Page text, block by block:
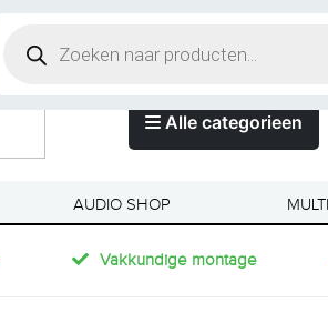
Alle categorieen
AUDIO SHOP
Vakkundige montage